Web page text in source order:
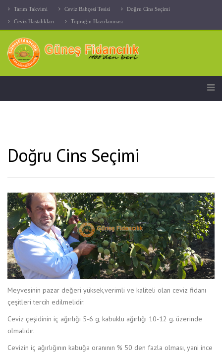
Tarım Takvimi Ceviz Bahçesi Tesisi Doğru Cins Seçimi
Ceviz Hastalıkları Toprağın Hazırlanması
Doğru Cins Seçimi
Meyvesinin pazar değeri yüksek,verimli ve kaliteli olan ceviz fidanı
çeşitleri tercih edilmelidir.
Ceviz çeşidinin iç ağırlığı 5-6 g, kabuklu ağırlığı 10-12 g. üzerinde
olmalıdır.
Cevizin iç ağırlığının kabuğa oranının % 50 den fazla olması, yani ince